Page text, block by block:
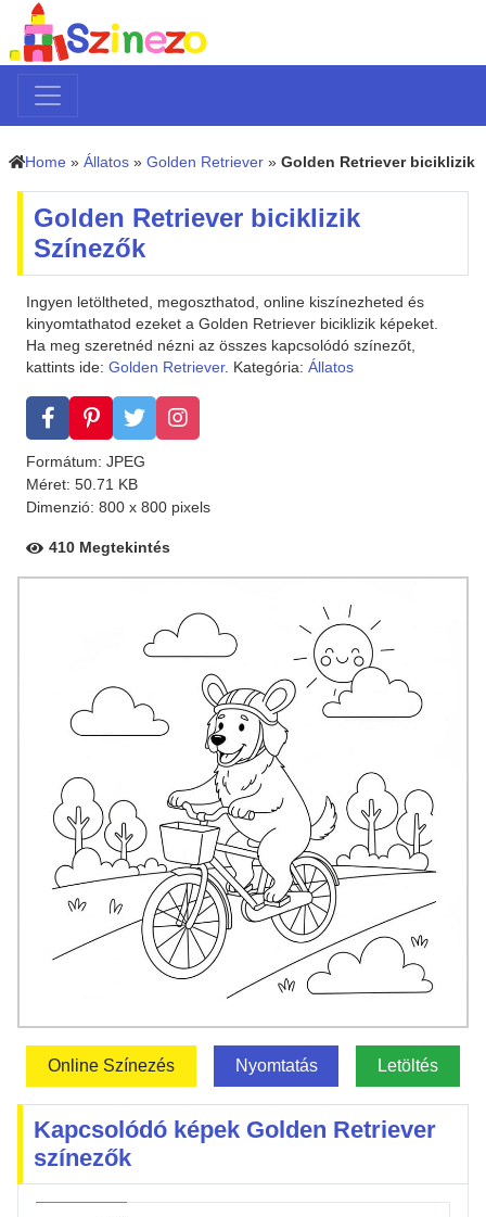
Home » Állatos » Golden Retriever » Golden Retriever biciklizik
Golden Retriever biciklizik
Színezők
Ingyen letöltheted, megoszthatod, online kiszínezheted és
kinyomtathatod ezeket a Golden Retriever biciklizik képeket.
Ha meg szeretnéd nézni az összes kapcsolódó színezőt,
kattints ide: Golden Retriever. Kategória: Állatos
Formátum: JPEG
Méret: 50.71 KB
Dimenzió: 800 x 800 pixels
410 Megtekintés
Online Színezés Nyomtatás Letöltés
Kapcsolódó képek Golden Retriever
színezők